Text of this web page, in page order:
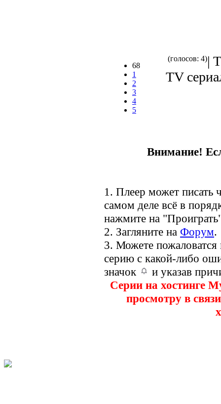
68
1
2
3
4
5
(голосов: 4)|
TV
Внимание!
1. Плеер может писать
самом деле всё в
нажмите на
2. Загляните на Форум.
3. Можете
серию с какой-либо
значок
и указав
Серии на хостинге
просмотру в